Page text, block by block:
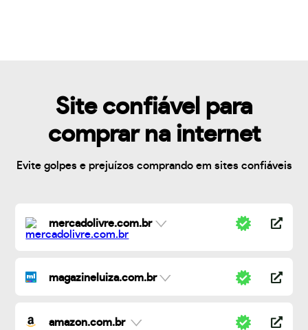
Site confiável para
comprar na internet
Evite golpes e prejuízos comprando em sites confiáveis
mercadolivre.com.br
magazineluiza.com.br
amazon.com.br